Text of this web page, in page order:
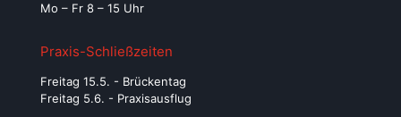
Mo – Fr 8 – 15 Uhr
Praxis-Schließzeiten
Freitag 15.5. - Brückentag
Freitag 5.6. - Praxisausflug